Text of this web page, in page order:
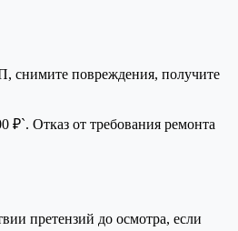
снимите повреждения, получите
Отказ от требования ремонта
претензий до осмотра, если